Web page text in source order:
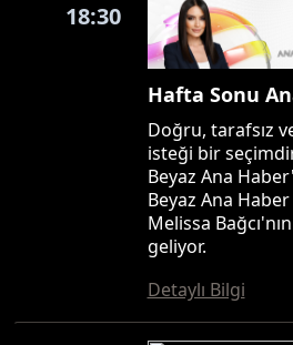
18:30
Hafta Sonu
Doğru, tarafsız
isteği bir
Beyaz Ana
Beyaz Ana
Melissa
geliyor.
Detaylı Bilgi